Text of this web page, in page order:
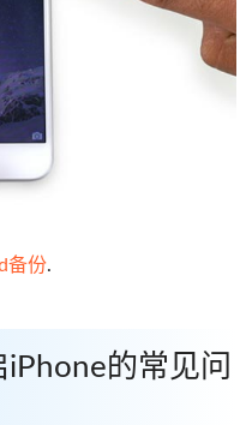
备份.
的常见问